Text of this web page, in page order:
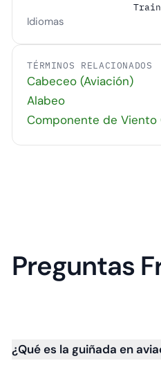
Idiomas
TÉRMINOS RELACIONADOS
Cabeceo (Aviación)
Alabeo
Componente de Viento
Preguntas
¿Qué es la guiñada en